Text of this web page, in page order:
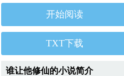
开始阅读
TXT下载
谁让他修仙的小说简介